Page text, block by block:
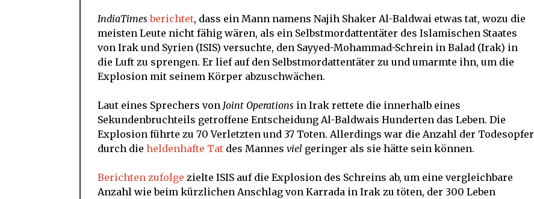
IndiaTimes berichtet, dass ein Mann namens Najih Shaker Al-Baldwai etwas tat, wozu die
meisten Leute nicht fähig wären, als ein Selbstmordattentäter des Islamischen Staates
von Irak und Syrien (ISIS) versuchte, den Sayyed-Mohammad-Schrein in Balad (Irak) in
die Luft zu sprengen. Er lief auf den Selbstmordattentäter zu und umarmte ihn, um die
Explosion mit seinem Körper abzuschwächen.
Laut eines Sprechers von Joint Operations in Irak rettete die innerhalb eines
Sekundenbruchteils getroffene Entscheidung Al-Baldwais Hunderten das Leben. Die
Explosion führte zu 70 Verletzten und 37 Toten. Allerdings war die Anzahl der Todesopfer
durch die heldenhafte Tat des Mannes viel geringer als sie hätte sein können.
Berichten zufolge zielte ISIS auf die Explosion des Schreins ab, um eine vergleichbare
Anzahl wie beim kürzlichen Anschlag von Karrada in Irak zu töten, der 300 Leben